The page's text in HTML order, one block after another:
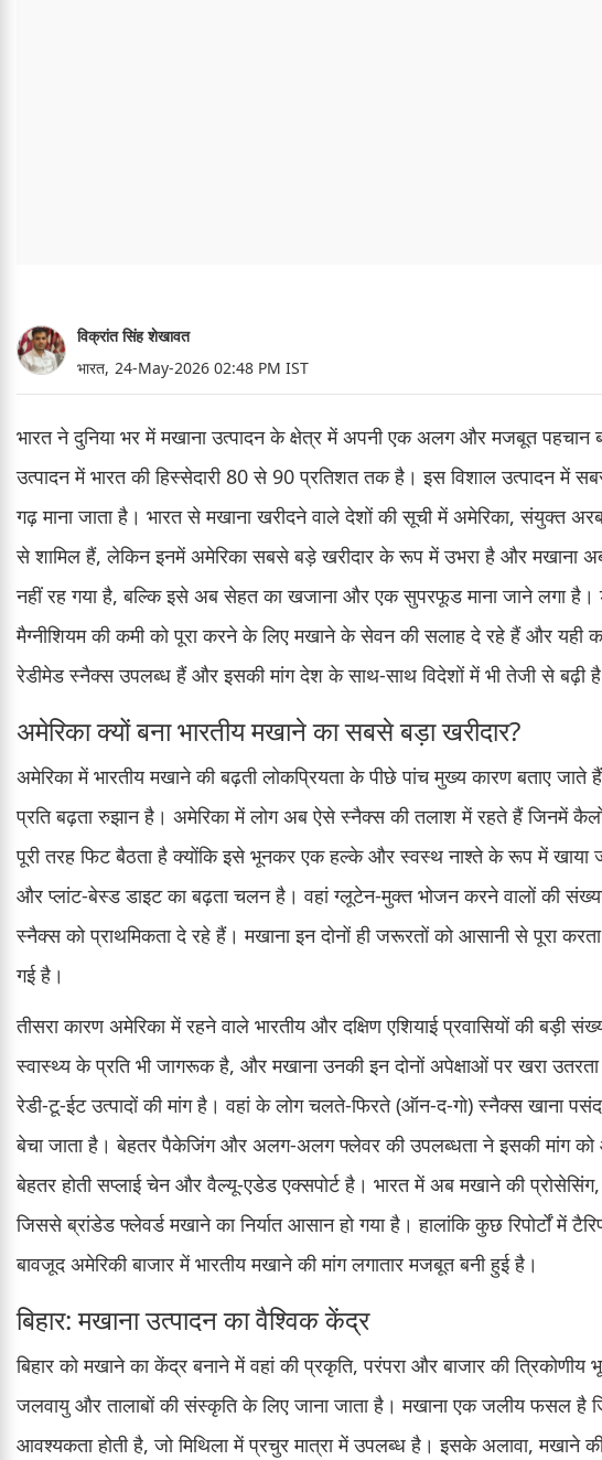
विक्रांत सिंह शेखावत
भारत, 24-May-2026 02:48 PM IST
भारत ने दुनिया भर में मखाना उत्पादन के क्षेत्र में अपनी एक अलग और मजबूत पहचान
उत्पादन में भारत की हिस्सेदारी 80 से 90 प्रतिशत तक है। इस विशाल उत्पादन में
गढ़ माना जाता है। भारत से मखाना खरीदने वाले देशों की सूची में अमेरिका, संयुक्त
से शामिल हैं, लेकिन इनमें अमेरिका सबसे बड़े खरीदार के रूप में उभरा है और मखाना
नहीं रह गया है, बल्कि इसे अब सेहत का खजाना और एक सुपरफूड माना जाने लगा है।
मैग्नीशियम की कमी को पूरा करने के लिए मखाने के सेवन की सलाह दे रहे हैं और
रेडीमेड स्नैक्स उपलब्ध हैं और इसकी मांग देश के साथ-साथ विदेशों में भी तेजी से बढ़ी
अमेरिका क्यों बना भारतीय मखाने का सबसे बड़ा खरीदार?
अमेरिका में भारतीय मखाने की बढ़ती लोकप्रियता के पीछे पांच मुख्य कारण बताए
प्रति बढ़ता रुझान है। अमेरिका में लोग अब ऐसे स्नैक्स की तलाश में रहते हैं जिनमें
पूरी तरह फिट बैठता है क्योंकि इसे भूनकर एक हल्के और स्वस्थ नाश्ते के रूप में खाया
और प्लांट-बेस्ड डाइट का बढ़ता चलन है। वहां ग्लूटेन-मुक्त भोजन करने वालों की
स्नैक्स को प्राथमिकता दे रहे हैं। मखाना इन दोनों ही जरूरतों को आसानी से पूरा
गई है।
तीसरा कारण अमेरिका में रहने वाले भारतीय और दक्षिण एशियाई प्रवासियों की बड़ी
स्वास्थ्य के प्रति भी जागरूक है, और मखाना उनकी इन दोनों अपेक्षाओं पर खरा
रेडी-टू-ईट उत्पादों की मांग है। वहां के लोग चलते-फिरते (ऑन-द-गो) स्नैक्स खाना
बेचा जाता है। बेहतर पैकेजिंग और अलग-अलग फ्लेवर की उपलब्धता ने इसकी मांग को
बेहतर होती सप्लाई चेन और वैल्यू-एडेड एक्सपोर्ट है। भारत में अब मखाने की
जिससे ब्रांडेड फ्लेवर्ड मखाने का निर्यात आसान हो गया है। हालांकि कुछ रिपोर्टों में
बावजूद अमेरिकी बाजार में भारतीय मखाने की मांग लगातार मजबूत बनी हुई है।
बिहार: मखाना उत्पादन का वैश्विक केंद्र
बिहार को मखाने का केंद्र बनाने में वहां की प्रकृति, परंपरा और बाजार की त्रिकोणीय
जलवायु और तालाबों की संस्कृति के लिए जाना जाता है। मखाना एक जलीय फसल है
आवश्यकता होती है, जो मिथिला में प्रचुर मात्रा में उपलब्ध है। इसके अलावा, मखाने